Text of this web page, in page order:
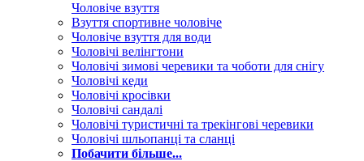
Чоловіче взуття
Взуття спортивне чоловіче
Чоловіче взуття для води
Чоловічі велінгтони
Чоловічі зимові черевики та чоботи для снігу
Чоловічі кеди
Чоловічі кросівки
Чоловічі сандалі
Чоловічі туристичні та трекінгові черевики
Чоловічі шльопанці та сланці
Побачити більше...